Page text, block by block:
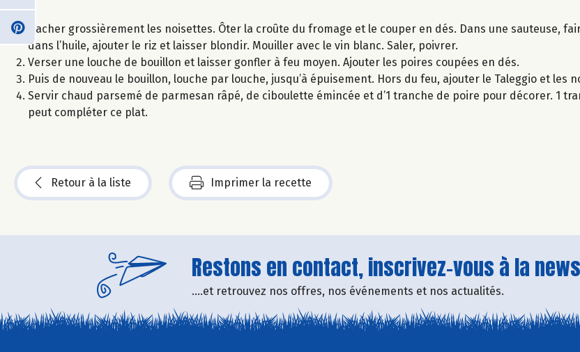
Hacher grossièrement les noisettes. Ôter la croûte du fromage et le couper en dés. Dans une sauteuse,
dans l’huile, ajouter le riz et laisser blondir. Mouiller avec le vin blanc. Saler, poivrer.
Verser une louche de bouillon et laisser gonfler à feu moyen. Ajouter les poires coupées en dés.
Puis de nouveau le bouillon, louche par louche, jusqu’à épuisement. Hors du feu, ajouter le Taleggio et les
Servir chaud parsemé de parmesan râpé, de ciboulette émincée et d’1 tranche de poire pour décorer. 1
peut compléter ce plat.
Retour à la liste Imprimer la recette
Restons en contact, inscrivez-vous à la
....et retrouvez nos offres, nos événements et nos actualités.